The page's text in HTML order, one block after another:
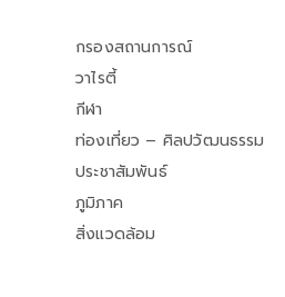
กรองสถานการณ์
วาไรตี้
กีฬา
ท่องเที่ยว – ศิลปวัฒนธรรม
ประชาสัมพันธ์
ภูมิภาค
สิ่งแวดล้อม